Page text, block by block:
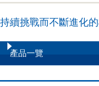
持續挑戰而不斷進化
產品一覽